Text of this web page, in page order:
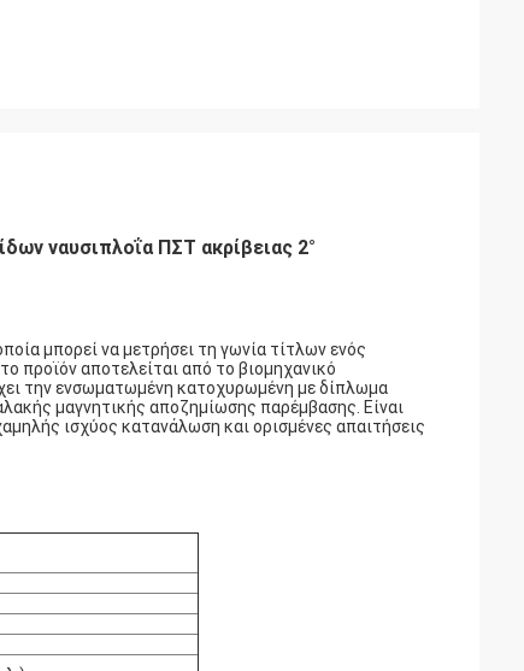
ναυσιπλοΐα ΠΣΤ ακρίβειας 2°
μπορεί να μετρήσει τη γωνία τίτλων ενός
προϊόν αποτελείται από το βιομηχανικό
την ενσωματωμένη κατοχυρωμένη με δίπλωμα
μαγνητικής αποζημίωσης παρέμβασης. Είναι
ισχύος κατανάλωση και ορισμένες απαιτήσεις